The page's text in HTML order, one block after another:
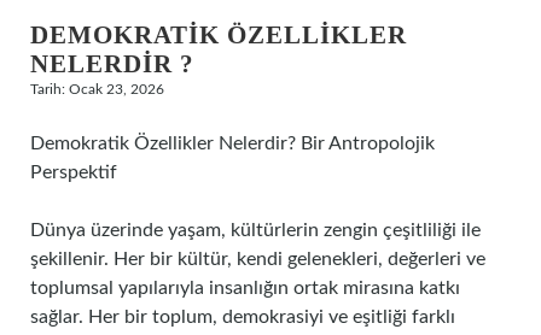
Hakkımızda
DEMOKRATIK ÖZELLIKLER
NELERDIR ?
Tarih: Ocak 23, 2026
Demokratik Özellikler Nelerdir? Bir Antropolojik
Perspektif
Dünya üzerinde yaşam, kültürlerin zengin çeşitliliği ile
şekillenir. Her bir kültür, kendi gelenekleri, değerleri ve
toplumsal yapılarıyla insanlığın ortak mirasına katkı
sağlar. Her bir toplum, demokrasiyi ve eşitliği farklı